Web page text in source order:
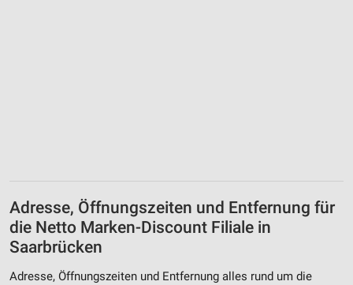
Adresse, Öffnungszeiten und Entfernung für
die Netto Marken-Discount Filiale in
Saarbrücken
Adresse, Öffnungszeiten und Entfernung alles rund um die